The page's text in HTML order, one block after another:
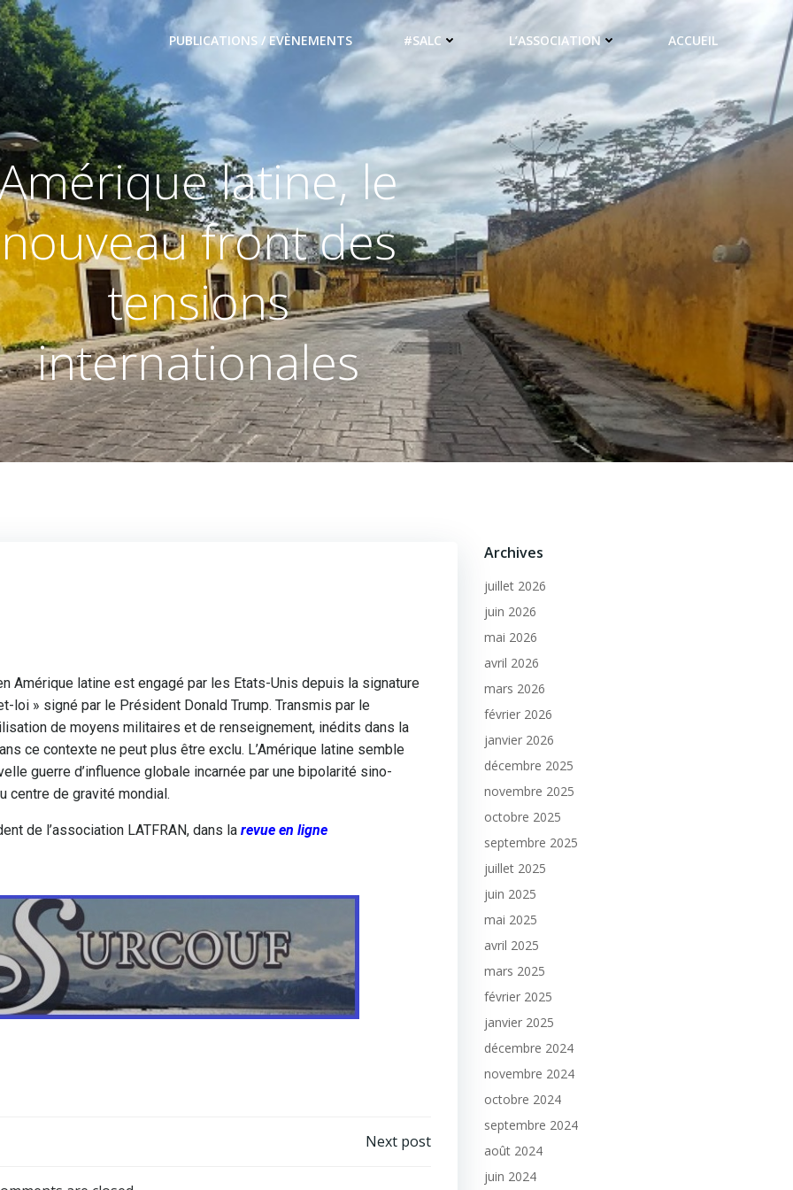
PUBLICATIONS / EVÈNEMENTS #SALC L’ASSOCIATION ACCUEIL
latine, le
nouveau front des
tensions
internationales
Amérique latine est engagé par les Etats-Unis depuis la signature
loi » signé par le Président Donald Trump. Transmis par le
de moyens militaires et de renseignement, inédits dans la
ce contexte ne peut plus être exclu. L’Amérique latine semble
guerre d’influence globale incarnée par une bipolarité sino-
centre de gravité mondial.
de l’association LATFRAN, dans la revue en ligne
Next post
Archives
juillet 2026
juin 2026
mai 2026
avril 2026
mars 2026
février 2026
janvier 2026
décembre 2025
novembre 2025
octobre 2025
septembre 2025
juillet 2025
juin 2025
mai 2025
avril 2025
mars 2025
février 2025
janvier 2025
décembre 2024
novembre 2024
octobre 2024
septembre 2024
août 2024
juin 2024